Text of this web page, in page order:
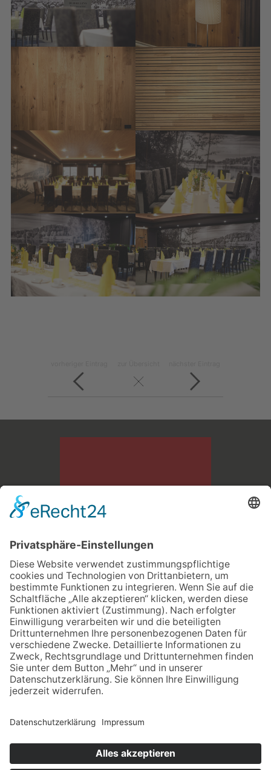
Bau- und Transportgesellschaft LINDNER mbH
Dresdner Str. 126 A
09337 Hohenstein - Ernstthal
IMPRESSUM